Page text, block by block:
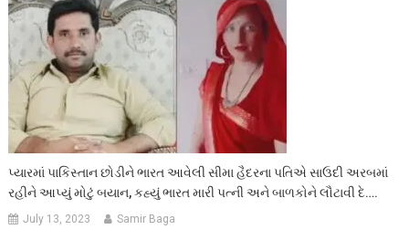
પ્યારમાં પાકિસ્તાન છોડીને ભારત આવેલી સીમા હૈદરના પતિએ સાઉદી અરબમાં
રહીને આપ્યું મોટું બયાન, કહ્યું ભારત મારી પત્ની અને બાળકોને લૌટાવી દે….
July 13, 2023 Samir Baga